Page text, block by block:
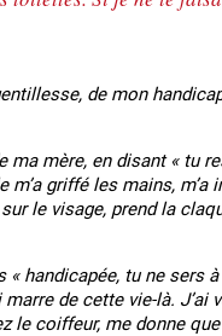
France #Devenir :
de mon
ma mère, en disant « tu
griffé les mains, m’a
le visage, prend la
handicapée, tu ne sers
de cette vie-là. J’ai
le coiffeur, me donne